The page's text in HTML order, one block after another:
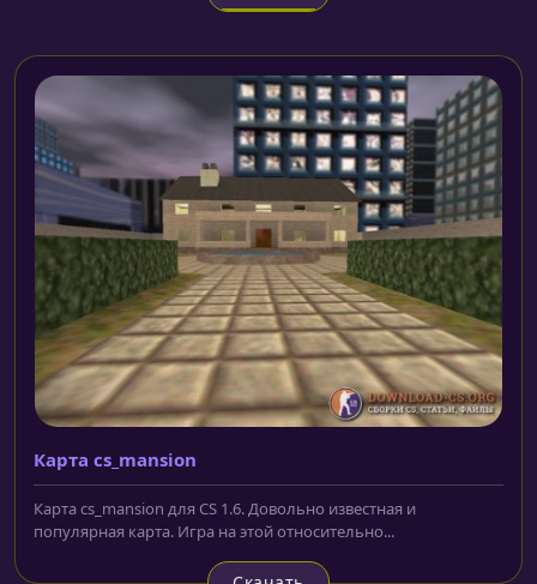
Карта cs_mansion
Карта cs_mansion для CS 1.6. Довольно известная и
популярная карта. Игра на этой относительно...